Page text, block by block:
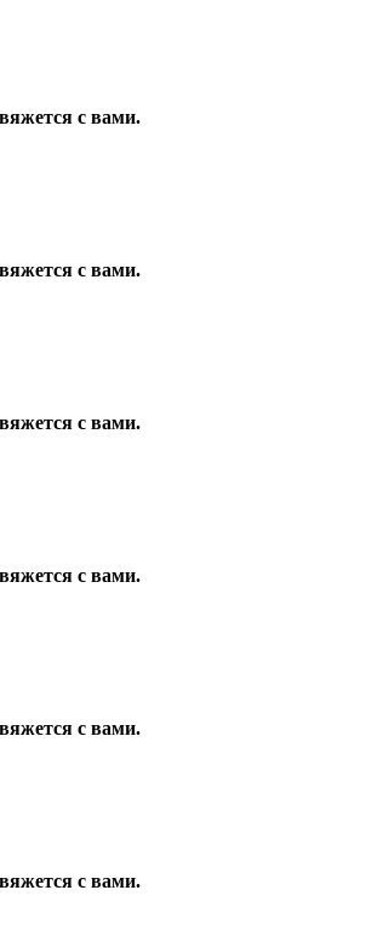
с вами.
с вами.
с вами.
с вами.
с вами.
с вами.